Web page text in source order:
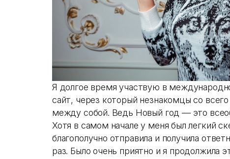
Я долгое время участвую в
сайт, через который незнакомцы со
между собой. Ведь Новый год — это
Хотя в самом начале у меня был легкий
благополучно отправила и получила
раз. Было очень приятно и я продолжила